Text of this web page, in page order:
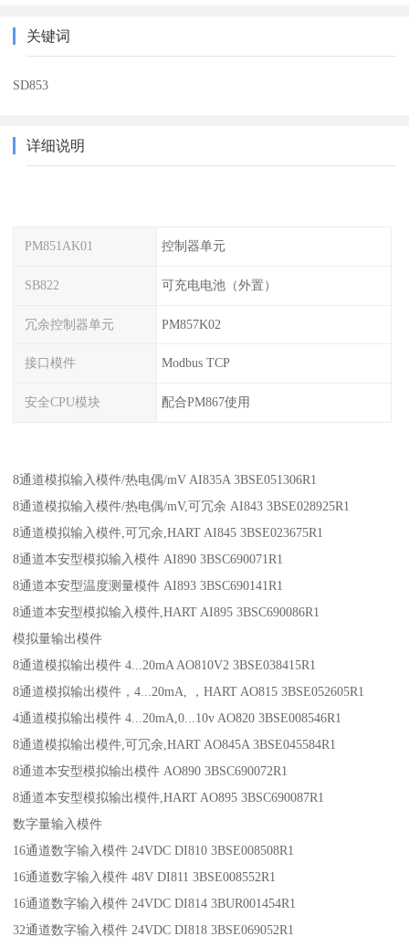
关键词
SD853
详细说明
PM851AK01 控制器单元
SB822 可充电电池（外置）
冗余控制器单元 PM857K02
接口模件 Modbus TCP
安全CPU模块 配合PM867使用
8通道模拟输入模件/热电偶/mV AI835A 3BSE051306R1
8通道模拟输入模件/热电偶/mV,可冗余 AI843 3BSE028925R1
8通道模拟输入模件,可冗余,HART AI845 3BSE023675R1
8通道本安型模拟输入模件 AI890 3BSC690071R1
8通道本安型温度测量模件 AI893 3BSC690141R1
8通道本安型模拟输入模件,HART AI895 3BSC690086R1
模拟量输出模件
8通道模拟输出模件 4...20mA AO810V2 3BSE038415R1
8通道模拟输出模件，4...20mA, ，HART AO815 3BSE052605R1
4通道模拟输出模件 4...20mA,0...10v AO820 3BSE008546R1
8通道模拟输出模件,可冗余,HART AO845A 3BSE045584R1
8通道本安型模拟输出模件 AO890 3BSC690072R1
8通道本安型模拟输出模件,HART AO895 3BSC690087R1
数字量输入模件
16通道数字输入模件 24VDC DI810 3BSE008508R1
16通道数字输入模件 48V DI811 3BSE008552R1
16通道数字输入模件 24VDC DI814 3BUR001454R1
32通道数字输入模件 24VDC DI818 3BSE069052R1